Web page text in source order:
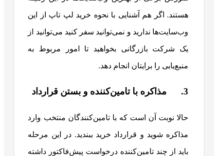
هستند. اگر هم آشنایی با نحوه خرید لپ تاپ از این
وب‌سایت‌ها ندارید و نمی‌توانید سفر کنید می‌توانید از
یک شرکت بازرگانی بخواهید تا امور مربوط به
منبع‎‌‌یابی را برایتان انجام دهد.
3. مذاکره با تامین‌کننده و بستن قرارداد
حالا نوبت آن است که با تامین‌کنندگان منتخب وارد
مذاکره شوید و قرارداد خرید ببندید. در این مرحله
باید از چند تامین‌کننده درخواست پیش‌فاکتور داشته